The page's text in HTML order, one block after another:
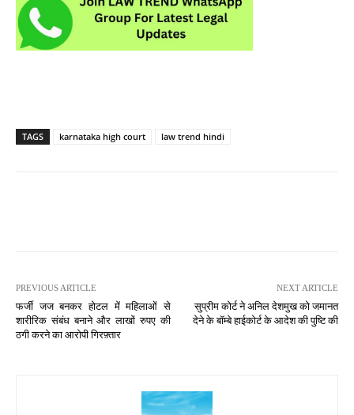
TAGS karnataka high court law trend hindi
PREVIOUS ARTICLE
फर्जी जज बनकर होटल में महिलाओं से
शारीरिक संबंध बनाने और लाखों रुपए की
ठगी करने का आरोपी गिरफ़्तार
NEXT ARTICLE
सुप्रीम कोर्ट ने अनिल देशमुख को जमानत
देने के बॉम्बे हाईकोर्ट के आदेश की पुष्टि की